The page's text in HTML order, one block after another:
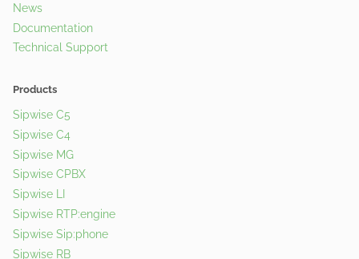
News
Documentation
Technical Support
Products
Sipwise C5
Sipwise C4
Sipwise MG
Sipwise CPBX
Sipwise LI
Sipwise RTP:engine
Sipwise Sip:phone
Sipwise RB